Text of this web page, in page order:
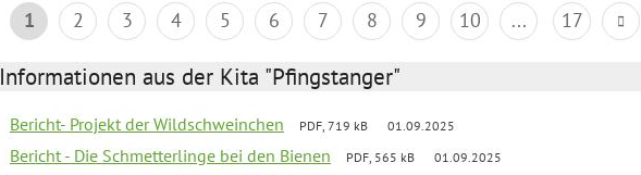
1 2 3 4 5 6 7 8 9 10 ... 17
Informationen aus der Kita "Pfingstanger"
Bericht- Projekt der Wildschweinchen PDF, 719 kB 01.09.2025
Bericht - Die Schmetterlinge bei den Bienen PDF, 565 kB 01.09.2025